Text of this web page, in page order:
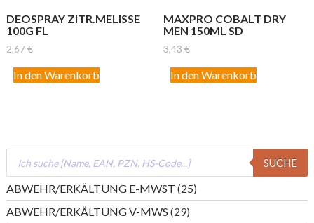
DEOSPRAY ZITR.MELISSE
100G FL
2,67€
In den Warenkorb
MAXPRO COBALT DRY
MEN 150ML SD
3,43 €
In den Warenkorb
Products
search
SUCHE
ABWEHR/ERKÄLTUNG E-MWST 2525
Produkte
ABWEHR/ERKÄLTUNG V-MWS 2929